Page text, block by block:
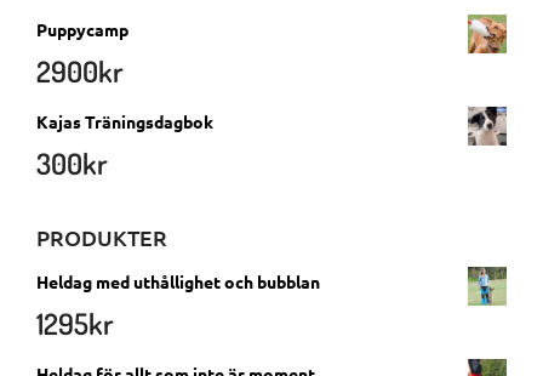
Puppycamp
2900kr
Kajas Träningsdagbok
300kr
PRODUKTER
Heldag med uthållighet och bubblan
1295kr